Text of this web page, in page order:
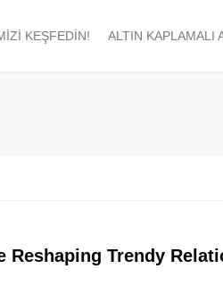
KEŞFEDIN! ALTIN KAPLAMALI
Reshaping Trendy